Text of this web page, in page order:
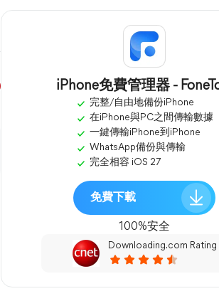
iPhone免費管理器 -
完整/自由地備份iPhone
在iPhone與PC之間傳輸數據
一鍵傳輸iPhone到iPhone
WhatsApp備份與傳輸
完全相容 iOS 27
免費下載
100%安全
Downloading.com Rating